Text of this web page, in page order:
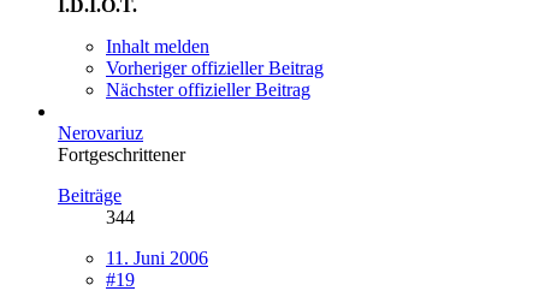
I.D.I.O.T.
Inhalt melden
Vorheriger offizieller Beitrag
Nächster offizieller Beitrag
Nerovariuz
Fortgeschrittener
Beiträge
344
11. Juni 2006
#19